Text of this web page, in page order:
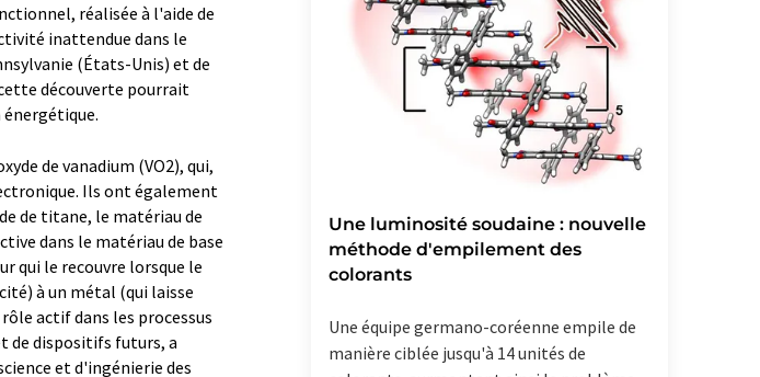
réalisée à l'aide de
inattendue dans le
(États-Unis) et de
découverte pourrait
énergétique.
de vanadium (VO2), qui,
Ils ont également
de titane, le matériau de
dans le matériau de base
qui le recouvre lorsque le
à un métal (qui laisse
actif dans les processus
de dispositifs futurs, a
et d'ingénierie des
Une luminosité soudaine : nouvelle
méthode d'empilement des
colorants
Une équipe germano-coréenne empile de
manière ciblée jusqu'à 14 unités de